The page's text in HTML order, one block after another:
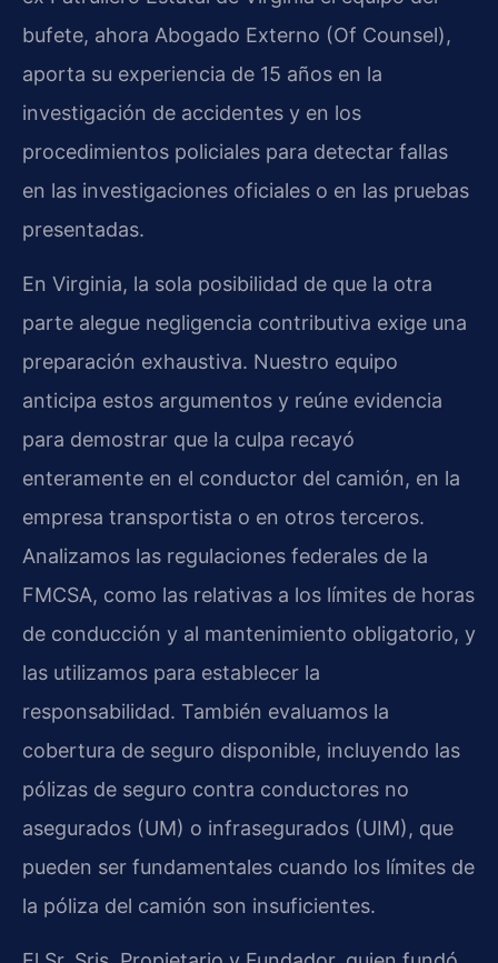
bufete, ahora Abogado Externo (Of Counsel),
aporta su experiencia de 15 años en la
investigación de accidentes y en los
procedimientos policiales para detectar fallas
en las investigaciones oficiales o en las pruebas
presentadas.
En Virginia, la sola posibilidad de que la otra
parte alegue negligencia contributiva exige una
preparación exhaustiva. Nuestro equipo
anticipa estos argumentos y reúne evidencia
para demostrar que la culpa recayó
enteramente en el conductor del camión, en la
empresa transportista o en otros terceros.
Analizamos las regulaciones federales de la
FMCSA, como las relativas a los límites de horas
de conducción y al mantenimiento obligatorio, y
las utilizamos para establecer la
responsabilidad. También evaluamos la
cobertura de seguro disponible, incluyendo las
pólizas de seguro contra conductores no
asegurados (UM) o infrasegurados (UIM), que
pueden ser fundamentales cuando los límites de
la póliza del camión son insuficientes.